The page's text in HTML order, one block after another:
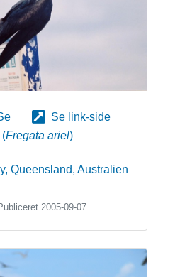
Se link-side
(Fregata ariel)
Queensland, Australien
2005-09-07